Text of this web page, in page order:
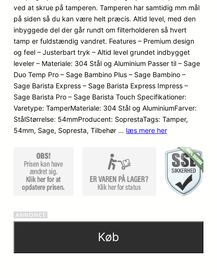
ved at skrue på tamperen. Tamperen har samtidig mm mål
på siden så du kan være helt præcis. Altid level, med den
inbyggede del der går rundt om filterholderen så hvert
tamp er fuldstændig vandret. Features – Premium design
og feel – Justerbart tryk – Altid level grundet indbygget
leveler – Materiale: 304 Stål og Aluminium Passer til – Sage
Duo Temp Pro – Sage Bambino Plus – Sage Bambino –
Sage Barista Express – Sage Barista Express Impress –
Sage Barista Pro – Sage Barista Touch Specifikationer:
Varetype: TamperMateriale: 304 Stål og AluminiumFarver:
StålStørrelse: 54mmProducent: SoprestaTags: Tamper,
54mm, Sage, Sopresta, Tilbehør … læs mere her
Køb